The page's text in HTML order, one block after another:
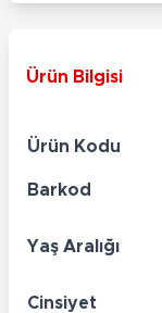
Ürün Bilgisi
Ürün Kodu
Barkod
Yaş Aralığı
Cinsiyet